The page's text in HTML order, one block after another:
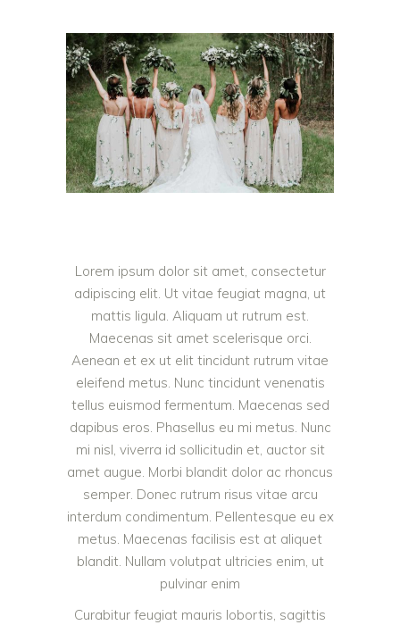
Lorem ipsum dolor sit amet, consectetur
adipiscing elit. Ut vitae feugiat magna, ut
mattis ligula. Aliquam ut rutrum est.
Maecenas sit amet scelerisque orci.
Aenean et ex ut elit tincidunt rutrum vitae
eleifend metus. Nunc tincidunt venenatis
tellus euismod fermentum. Maecenas sed
dapibus eros. Phasellus eu mi metus. Nunc
mi nisl, viverra id sollicitudin et, auctor sit
amet augue. Morbi blandit dolor ac rhoncus
semper. Donec rutrum risus vitae arcu
interdum condimentum. Pellentesque eu ex
metus. Maecenas facilisis est at aliquet
blandit. Nullam volutpat ultricies enim, ut
pulvinar enim
Curabitur feugiat mauris lobortis, sagittis